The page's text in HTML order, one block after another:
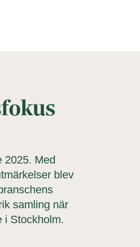
2025. Med
blev
samling när
i Stockholm.